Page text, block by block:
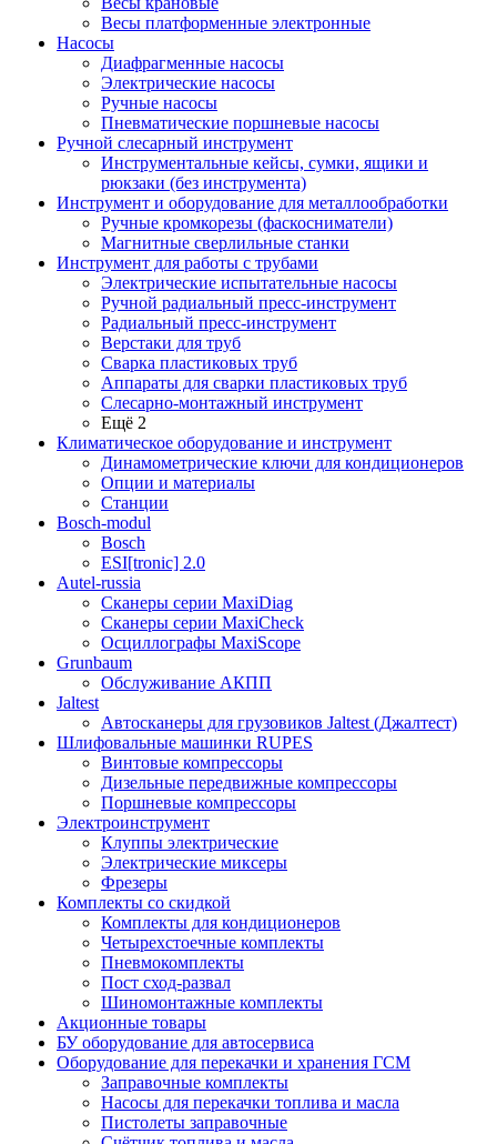
Весы платформенные электронные
Насосы
Диафрагменные насосы
Электрические насосы
Ручные насосы
Пневматические поршневые насосы
Ручной слесарный инструмент
Инструментальные кейсы, сумки, ящики и
рюкзаки (без инструмента)
Инструмент и оборудование для металлообработки
Ручные кромкорезы (фаскосниматели)
Магнитные сверлильные станки
Инструмент для работы с трубами
Электрические испытательные насосы
Ручной радиальный пресс-инструмент
Радиальный пресс-инструмент
Верстаки для труб
Сварка пластиковых труб
Аппараты для сварки пластиковых труб
Слесарно-монтажный инструмент
Ещё 2
Климатическое оборудование и инструмент
Динамометрические ключи для кондиционеров
Опции и материалы
Станции
Bosch-modul
Bosch
ESI[tronic] 2.0
Autel-russia
Сканеры серии MaxiDiag
Сканеры серии MaxiCheck
Осциллографы MaxiScope
Grunbaum
Обслуживание АКПП
Jaltest
Автосканеры для грузовиков Jaltest (Джалтест)
Шлифовальные машинки RUPES
Винтовые компрессоры
Дизельные передвижные компрессоры
Поршневые компрессоры
Электроинструмент
Клуппы электрические
Электрические миксеры
Фрезеры
Комплекты со скидкой
Комплекты для кондиционеров
Четырехстоечные комплекты
Пневмокомплекты
Пост сход-развал
Шиномонтажные комплекты
Акционные товары
БУ оборудование для автосервиса
Оборудование для перекачки и хранения ГСМ
Заправочные комплекты
Насосы для перекачки топлива и масла
Пистолеты заправочные